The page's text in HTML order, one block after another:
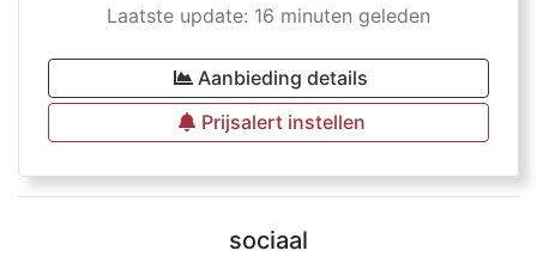
Laatste update: 16 minuten geleden
Aanbieding details
Prijsalert instellen
sociaal